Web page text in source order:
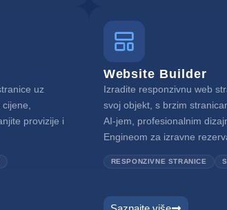
uz
provizije i
Website Builder
Izradite responzivnu web
svoj objekt, s brzim
AI-jem, profesionalnim
Engineom za izravne
RESPONZIVNE STRANICE